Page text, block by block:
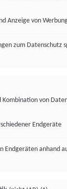
Anzeige von
zum Datenschutz
Kombination von
Endgeräte
Endgeräten anhand